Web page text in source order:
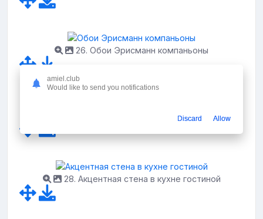
26. Обои Эрисманн компаньоны
27. Обои на кухню однотонные светлые
28. Акцентная стена в кухне гостиной
amiel.club
Would like to send you notifications
Discard Allow